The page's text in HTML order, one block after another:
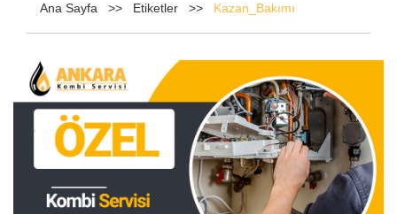
Ana Sayfa Etiketler Kazan_Bakımı